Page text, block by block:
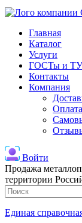
Главная
Каталог
Услуги
ГОСТы и ТУ
Контакты
Компания
Оплата
Войти
Продажа
территории
Единая